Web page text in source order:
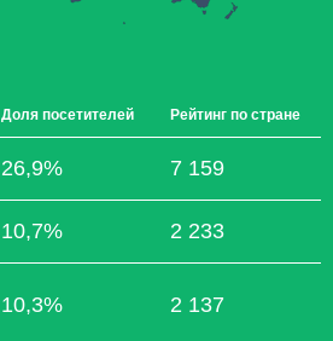
Доля посетителей Рейтинг по стране
26,9% 7 159
10,7% 2 233
10,3% 2 137